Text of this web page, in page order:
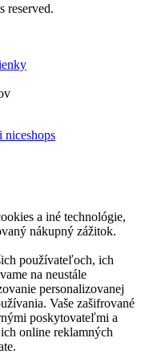
reserved.
niceshops
a iné technológie,
nákupný zážitok.
používateľoch, ich
na neustále
personalizovanej
Vaše zašifrované
poskytovateľmi a
online reklamných